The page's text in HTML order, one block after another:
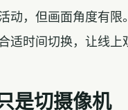
动，但画面角度有
适时间切换，让线上
是切摄像机